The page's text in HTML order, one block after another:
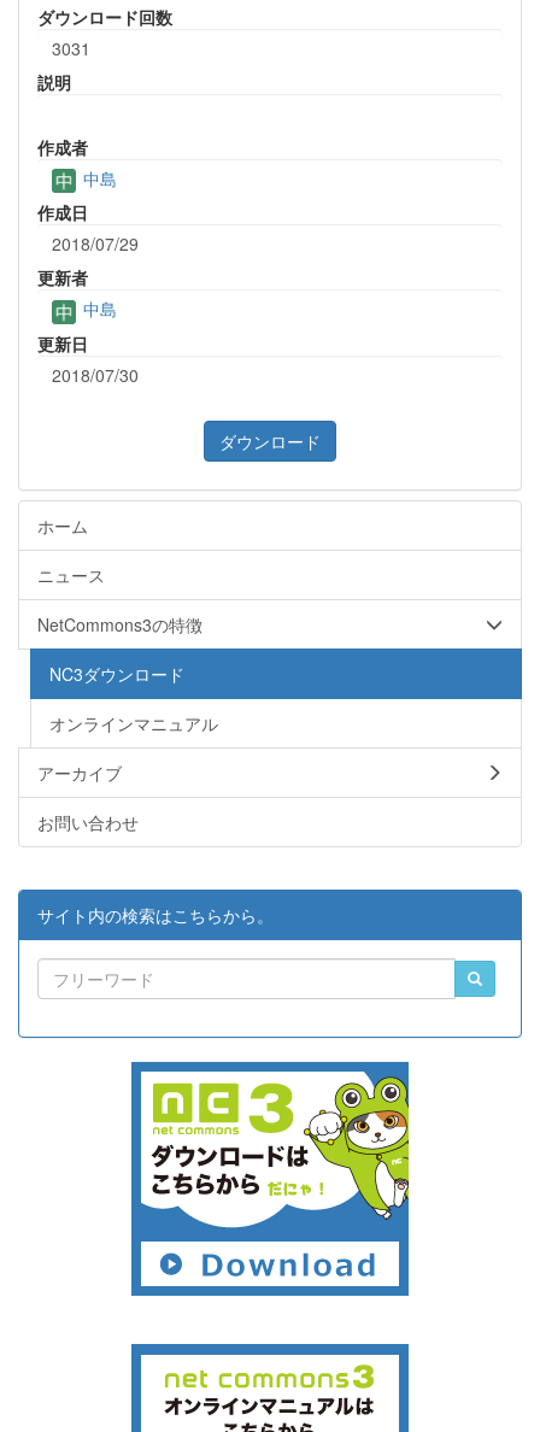
ダウンロード回数
3031
説明
作成者
中島
作成日
2018/07/29
更新者
中島
更新日
2018/07/30
ダウンロード
ホーム
ニュース
NetCommons3の特徴
NC3ダウンロード
オンラインマニュアル
アーカイブ
お問い合わせ
サイト内の検索はこちらから。